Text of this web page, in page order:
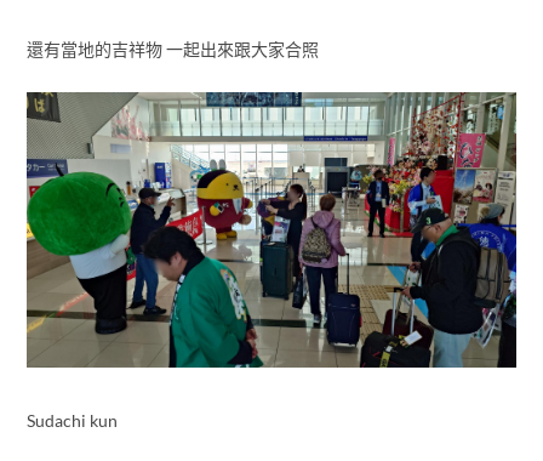
還有當地的吉祥物 一起出來跟大家合照
Sudachi kun